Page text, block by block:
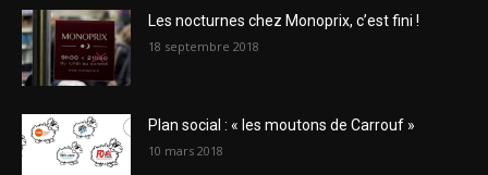
Les nocturnes chez Monoprix, c’est fini !
18 septembre 2018
Plan social : « les moutons de Carrouf »
10 mars 2018